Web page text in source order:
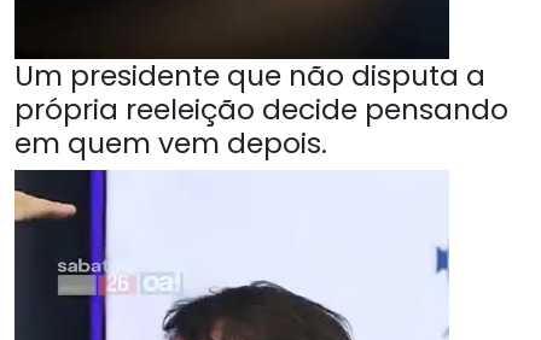
Um presidente que não disputa a
própria reeleição decide pensando
em quem vem depois.